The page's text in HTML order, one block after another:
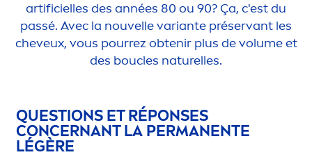
artificielles des années 80 ou 90? Ça, c'est du
passé. Avec la nouvelle variante préservant les
cheveux, vous pourrez obtenir plus de volume et
des boucles naturelles.
QUESTIONS ET RÉPONSES
CONCERNANT LA PERMANENTE
LÉGÈRE